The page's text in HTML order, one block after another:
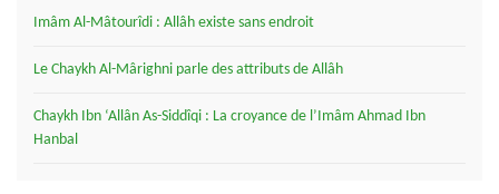
Imâm Al-Mâtourîdi : Allâh existe sans endroit
Le Chaykh Al-Mârighni parle des attributs de Allâh
Chaykh Ibn ‘Allân As-Siddîqi : La croyance de l’Imâm Ahmad Ibn
Hanbal